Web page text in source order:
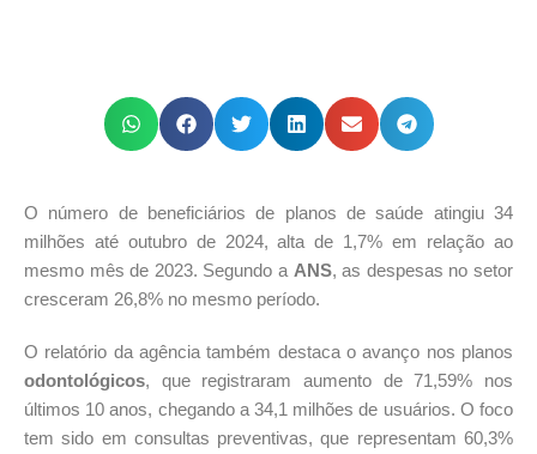
O número de beneficiários de planos de saúde atingiu 34
milhões até outubro de 2024, alta de 1,7% em relação ao
mesmo mês de 2023. Segundo a ANS, as despesas no setor
cresceram 26,8% no mesmo período.
O relatório da agência também destaca o avanço nos planos
odontológicos, que registraram aumento de 71,59% nos
últimos 10 anos, chegando a 34,1 milhões de usuários. O foco
tem sido em consultas preventivas, que representam 60,3%